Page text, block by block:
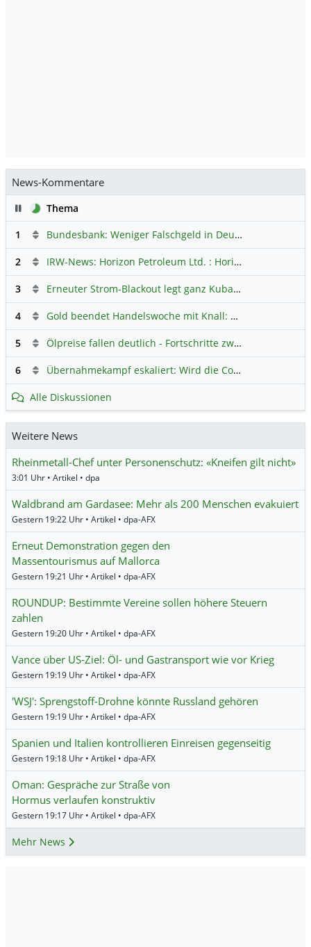
News-Kommentare
PauseThema
1
Bundesbank: Weniger Falschgeld in Deutschland
2 IRW-News: Horizon Petroleum Ltd. : Horizon Petroleum beginnt mit der Testförderung im Projekt Lachowice in Polen und schließt die Platzierung einer überzeichneten Wandelanleihe ab
3 Erneuter Strom-Blackout legt ganz Kuba lahm
4 Gold beendet Handelswoche mit Knall: Barrick Mining – Ist diese Aktie wieder ein Kauf?
5 Ölpreise fallen deutlich - Fortschritte zwischen USA und Iran belasten
6 Übernahmekampf eskaliert: Wird die Commerzbank italienisch?
Alle Diskussionen
Weitere News
Rheinmetall-Chef unter Personenschutz: «Kneifen gilt nicht»
3:01 Uhr • Artikel • dpa
Waldbrand am Gardasee: Mehr als 200 Menschen evakuiert
Gestern 19:22 Uhr • Artikel • dpa-AFX
Erneut Demonstration gegen den
Massentourismus auf Mallorca
Gestern 19:21 Uhr • Artikel • dpa-AFX
ROUNDUP: Bestimmte Vereine sollen höhere Steuern
zahlen
Gestern 19:20 Uhr • Artikel • dpa-AFX
Vance über US-Ziel: Öl- und Gastransport wie vor Krieg
Gestern 19:19 Uhr • Artikel • dpa-AFX
'WSJ': Sprengstoff-Drohne könnte Russland gehören
Gestern 19:19 Uhr • Artikel • dpa-AFX
Spanien und Italien kontrollieren Einreisen gegenseitig
Gestern 19:18 Uhr • Artikel • dpa-AFX
Oman: Gespräche zur Straße von
Hormus verlaufen konstruktiv
Gestern 19:17 Uhr • Artikel • dpa-AFX
Mehr News